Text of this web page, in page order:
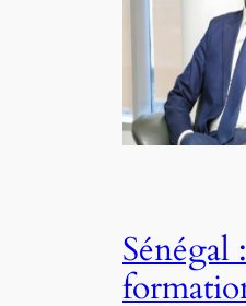
Sénégal